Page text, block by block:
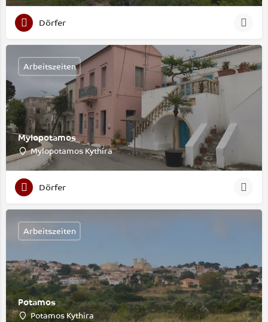
Dörfer
Mylopotamos
Mylopotamos Kythira
Arbeitszeiten
Dörfer
Potamos
Potamos Kythira
Arbeitszeiten